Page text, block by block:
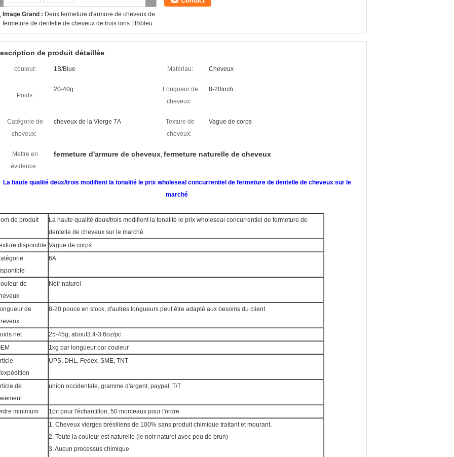
Image Grand : Deux fermeture d'armure de cheveux de
fermeture de dentelle de cheveux de trois tons 1B/bleu
de produit détaillée
couleur: 1B/Blue Matériau: Cheveux
Poids:
20-40g
Longueur de
cheveux:
8-20inch
Catégorie de
cheveux:
cheveux de la Vierge 7A
Texture de
cheveux:
Vague de corps
Mettre en
évidence:
fermeture d'armure de cheveux, fermeture naturelle de cheveux
La haute qualité deux/trois modifient la tonalité le prix wholeseal concurrentiel de fermeture de dentelle de cheveux sur le
marché
de produit
La haute qualité deux/trois modifient la tonalité le prix wholeseal concurrentiel de fermeture de
dentelle de cheveux sur le marché
disponible Vague de corps
6A
de
Noir naturel
de
8-20 pouce en stock, d'autres longueurs peut être adapté aux besoins du client
net
25-45g, about3.4-3.6oz/pc
1kg par longueur par couleur
UPS, DHL, Fedex, SME, TNT
de
union occidentale, gramme d'argent, paypal, T/T
minimum 1pc pour l'échantillon, 50 morceaux pour l'ordre
1. Cheveux vierges brésiliens de 100% sans produit chimique traitant et mourant.
2. Toute la couleur est naturelle (le noir naturel avec peu de brun)
3. Aucun processus chimique